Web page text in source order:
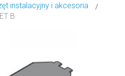
instalacyjny i akcesoria
B